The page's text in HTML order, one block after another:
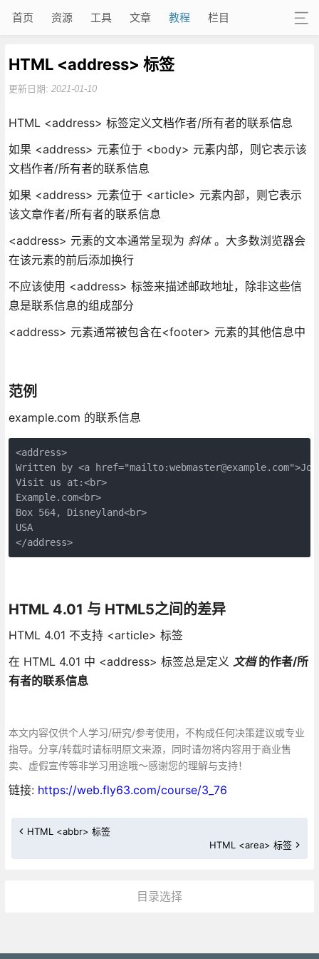
首页 资源 工具 文章 教程 栏目
HTML <address> 标签
更新日期: 2021-01-10
HTML <address> 标签定义文档作者/所有者的联系信息
如果 <address> 元素位于 <body> 元素内部，则它表示该
文档作者/所有者的联系信息
如果 <address> 元素位于 <article> 元素内部，则它表示
该文章作者/所有者的联系信息
<address> 元素的文本通常呈现为 斜体。大多数浏览器会
在该元素的前后添加换行
不应该使用 <address> 标签来描述邮政地址，除非这些信
息是联系信息的组成部分
<address> 元素通常被包含在<footer> 元素的其他信息中
范例
example.com 的联系信息
<address>
Written by <a
Visit us at:<br>
Example.com<br>
Box 564, Disneyland<br>
USA
</address>
HTML 4.01 与 HTML5之间的差异
HTML 4.01 不支持 <article> 标签
在 HTML 4.01 中 <address> 标签总是定义 文档的作者/所
有者的联系信息
本文内容仅供个人学习/研究/参考使用，不构成任何决策建议或专业
指导。分享/转载时请标明原文来源，同时请勿将内容用于商业售
卖、虚假宣传等非学习用途哦～感谢您的理解与支持！
链接: https://web.fly63.com/course/3_76
HTML <abbr> 标签
HTML <area> 标签
目录选择